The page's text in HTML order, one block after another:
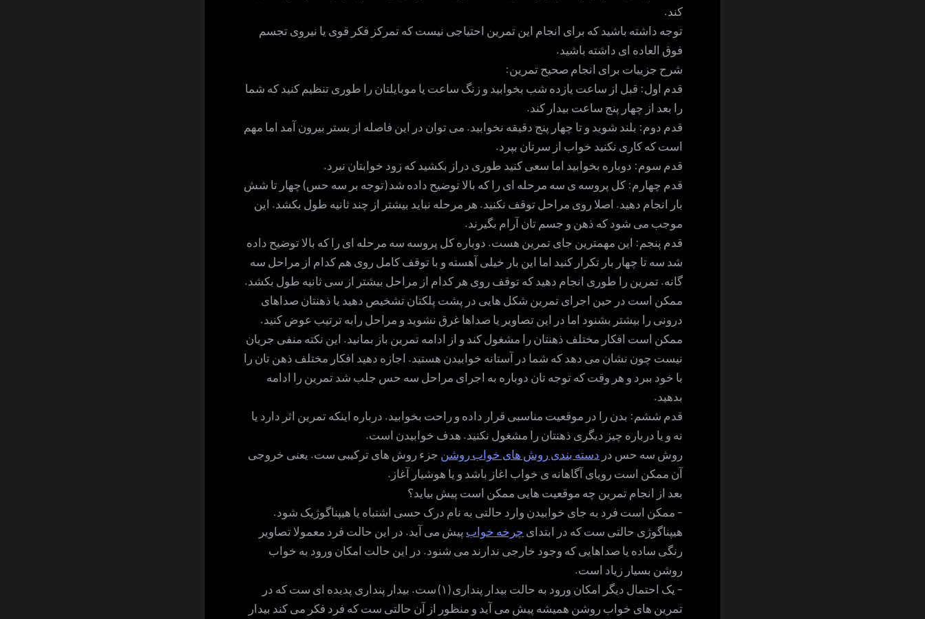
کند.
توجه داشته باشید که برای انجام این تمرین احتیاجی نیست که تمرکز فکر قوی یا نیروی تجسم
فوق العاده ای داشته باشید.
شرح جزییات برای انجام صحیح تمرین:
قدم اول: قبل از ساعت یازده شب بخوابید و زنگ ساعت یا موبایلتان را طوری تنظیم کنید که شما
را بعد از چهار پنج ساعت بیدار کند.
قدم دوم: بلند شوید و تا چهار پنج دقیقه نخوابید. می توان در این فاصله از بستر بیرون آمد اما مهم
است که کاری نکنید خواب از سرتان بپرد.
قدم سوم: دوباره بخوابید اما سعی کنید طوری دراز بکشید که زود خوابتان نبرد.
قدم چهارم: کل پروسه ی سه مرحله ای را که بالا توضیح داده شد (توجه بر سه حس) چهار تا شش
بار انجام دهید. اصلا روی مراحل توقف نکنید. هر مرحله نباید بیشتر از چند ثانیه طول بکشد. این
موجب می شود که ذهن و جسم تان آرام بگیرند.
قدم پنجم: این مهمترین جای تمرین هست. دوباره کل پروسه سه مرحله ای را که بالا توضیح داده
شد سه تا چهار بار تکرار کنید اما این بار خیلی آهسته و با توقف کامل روی هم کدام از مراحل سه
گانه. تمرین را طوری انجام دهید که توقف روی هر کدام از مراحل بیشتر از سی ثانیه طول بکشد.
ممکن است در حین اجرای تمرین شکل هایی در پشت پلکتان تشخیص دهید یا ذهنتان صداهای
درونی را بیشتر بشنود اما در این تصاویر یا صداها غرق نشوید و مراحل رابه ترتیب عوض کنید.
ممکن است افکار مختلف ذهنتان را مشغول کند و از ادامه تمرین باز بمانید. این نکته منفی جریان
نیست چون نشان می دهد که شما در آستانه خوابیدن هستید. اجازه دهید افکار مختلف ذهن تان را
با خود ببرد و هر وقت که توجه تان دوباره به اجرای مراحل سه حس جلب شد تمرین را ادامه
بدهید.
قدم ششم: بدن را در موقعیت مناسبی قرار داده و راحت بخوابید. درباره اینکه تمرین اثر دارد یا
نه و یا درباره چیز دیگری ذهنتان را مشغول نکنید. هدف خوابیدن است.
روش سه حس در دسته بندی روش های خواب روشن جزء روش های ترکیبی ست. یعنی خروجی
آن ممکن است رویای آگاهانه ی خواب اغاز باشد و یا هوشیار آغاز.
بعد از انجام تمرین چه موقعیت هایی ممکن است پیش بیاید؟
– ممکن است فرد به جای خوابیدن وارد حالتی به نام درک حسی اشتباه یا هیپناگوژیک شود.
هیپناگوژی حالتی ست که در ابتدای چرخه خواب پیش می آید. در این حالت فرد معمولا تصاویر
رنگی ساده یا صداهایی که وجود خارجی ندارند می شنود. در این حالت امکان ورود به خواب
روشن بسیار زیاد است.
– یک احتمال دیگر امکان ورود به حالت بیدار پنداری (۱) ست. بیدار پنداری پدیده ای ست که در
تمرین های خواب روشن همیشه پیش می آید و منظور از آن حالتی ست که فرد فکر می کند بیدار